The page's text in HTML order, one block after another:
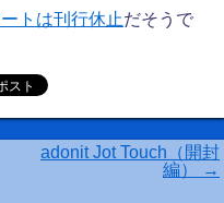
トは刊行休止だそうで
adonit Jot Touch（開封
編）
→